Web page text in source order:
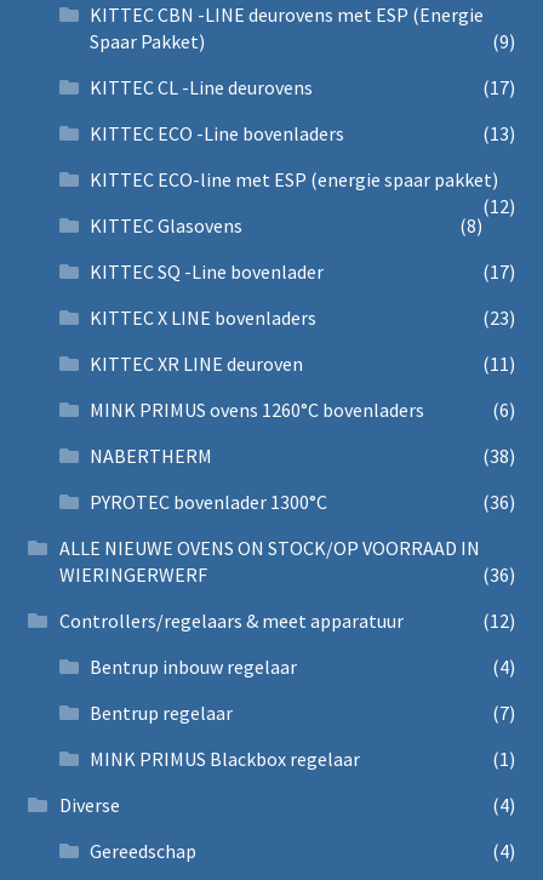
KITTEC CBN -LINE deurovens met ESP (Energie
Spaar Pakket)
(9)
KITTEC CL -Line deurovens
(17)
KITTEC ECO -Line bovenladers
(13)
KITTEC ECO-line met ESP (energie spaar pakket)
(12)
KITTEC Glasovens
(8)
KITTEC SQ -Line bovenlader
(17)
KITTEC X LINE bovenladers
(23)
KITTEC XR LINE deuroven
(11)
MINK PRIMUS ovens 1260°C bovenladers
(6)
NABERTHERM
(38)
PYROTEC bovenlader 1300°C
(36)
ALLE NIEUWE OVENS ON STOCK/OP VOORRAAD IN
WIERINGERWERF
(36)
Controllers/regelaars & meet apparatuur
(12)
Bentrup inbouw regelaar
(4)
Bentrup regelaar
(7)
MINK PRIMUS Blackbox regelaar
(1)
Diverse
(4)
Gereedschap
(4)